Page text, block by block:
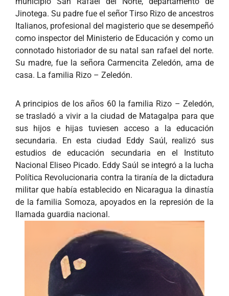
Jinotega. Su padre fue el señor Tirso Rizo de ancestros
Italianos, profesional del magisterio que se desempeñó
como inspector del Ministerio de Educación y como un
connotado historiador de su natal san rafael del norte.
Su madre, fue la señora Carmencita Zeledón, ama de
casa. La familia Rizo – Zeledón.
A principios de los años 60 la familia Rizo – Zeledón,
se trasladó a vivir a la ciudad de Matagalpa para que
sus hijos e hijas tuviesen acceso a la educación
secundaria. En esta ciudad Eddy Saúl, realizó sus
estudios de educación secundaria en el Instituto
Nacional Eliseo Picado. Eddy Saúl se integró a la lucha
Política Revolucionaria contra la tiranía de la dictadura
militar que había establecido en Nicaragua la dinastía
de la familia Somoza, apoyados en la represión de la
llamada guardia nacional.